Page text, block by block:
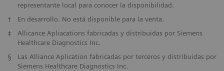
representante local para conocer la disponibilidad.
†
En desarrollo. No está disponible para la venta.
‡
Allicance Apliacations fabricadas y distribuidas por Siemens
Healthcare Diagnostics Inc.
§
Las Alliance Aplication fabricadas por terceros y distribuidas por
Siemens Healthcare Diagnostics Inc.